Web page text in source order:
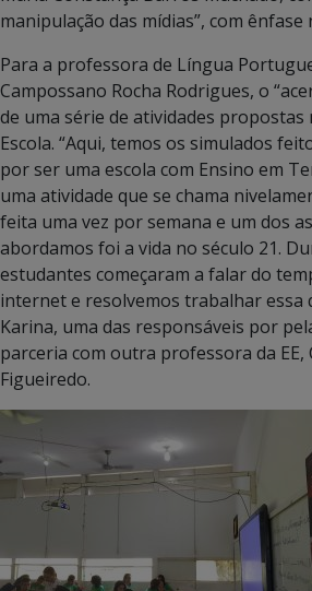
manipulação das mídias”, com
Para a professora de Língua
Campossano Rocha Rodrigues, o
de uma série de atividades
Escola. “Aqui, temos os simulados
por ser uma escola com Ensino em
uma atividade que se chama
feita uma vez por semana e um dos
abordamos foi a vida no século 21.
estudantes começaram a falar do
internet e resolvemos trabalhar essa
Karina, uma das responsáveis por
parceria com outra professora da EE,
Figueiredo.